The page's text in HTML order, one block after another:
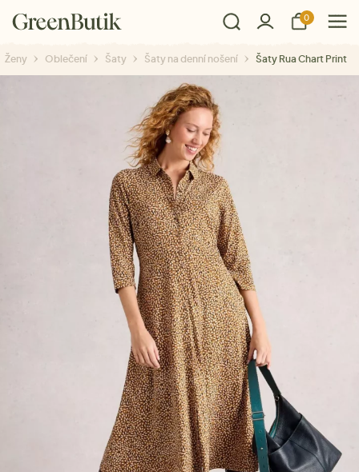
0
Ženy Oblečení Šaty Šaty na denní nošení Šaty Rua Chart Print